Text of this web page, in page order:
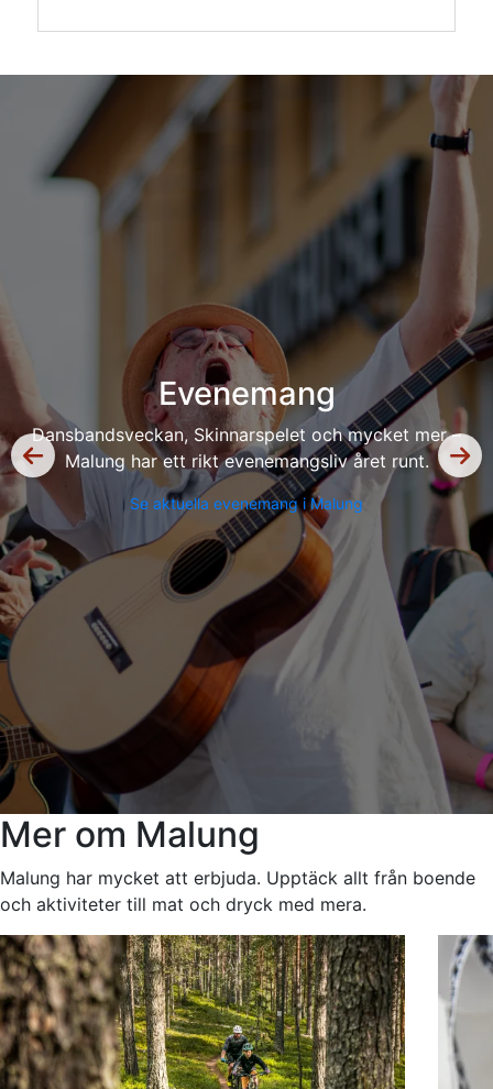
Sevärdheter och besöksmål
Utforska Malungs mest fascinerande sevärdheter,
från Öje Skinnmuseum till fäbodar och naturreservat.
Upptäck Malung här
Mer om Malung
Malung har mycket att erbjuda. Upptäck allt från boende
och aktiviteter till mat och dryck med mera.